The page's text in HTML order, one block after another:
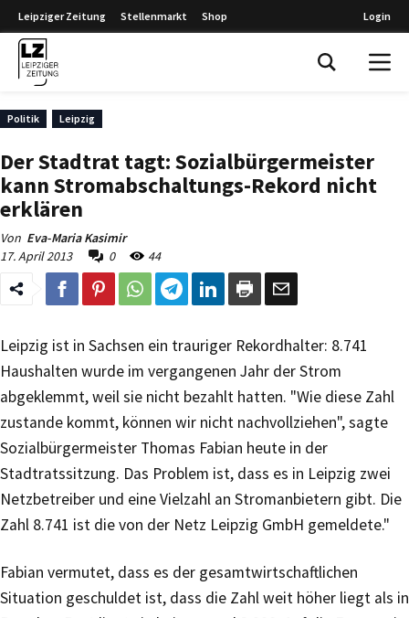
Leipziger Zeitung Stellenmarkt Shop Login
Politik Leipzig
Der Stadtrat tagt: Sozialbürgermeister
kann Stromabschaltungs-Rekord nicht
erklären
Von Eva-Maria Kasimir
17. April 2013
0 44
Leipzig ist in Sachsen ein trauriger Rekordhalter: 8.741
Haushalten wurde im vergangenen Jahr der Strom
abgeklemmt, weil sie nicht bezahlt hatten. "Wie diese Zahl
zustande kommt, können wir nicht nachvollziehen", sagte
Sozialbürgermeister Thomas Fabian heute in der
Stadtratssitzung. Das Problem ist, dass es in Leipzig zwei
Netzbetreiber und eine Vielzahl an Stromanbietern gibt. Die
Zahl 8.741 ist die von der Netz Leipzig GmbH gemeldete."
Fabian vermutet, dass es der gesamtwirtschaftlichen
Situation geschuldet ist, dass die Zahl weit höher liegt als in